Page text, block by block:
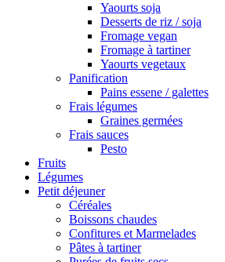
Yaourts soja
Desserts de riz / soja
Fromage vegan
Fromage à tartiner
Yaourts vegetaux
Panification
Pains essene / galettes
Frais légumes
Graines germées
Frais sauces
Pesto
Fruits
Légumes
Petit déjeuner
Céréales
Boissons chaudes
Confitures et Marmelades
Pâtes à tartiner